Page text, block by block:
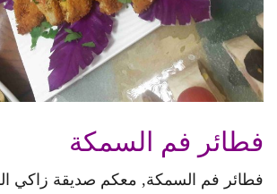
فطائر فم السمكة
فطائر فم السمكة, معكم صديقة زاكي